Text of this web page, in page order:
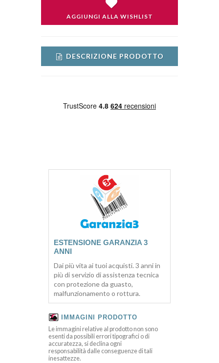
AGGIUNGI ALLA WISHLIST
DESCRIZIONE PRODOTTO
ESTENSIONE GARANZIA 3
ANNI
Dai più vita ai tuoi acquisti. 3 anni in
più di servizio di assistenza tecnica
con protezione da guasto,
malfunzionamento o rottura.
IMMAGINI PRODOTTO
Le immagini relative al prodotto non sono
esenti da possibili errori tipografici o di
accuratezza, si declina ogni
responsabilità dalle conseguenze di tali
inesattezze.